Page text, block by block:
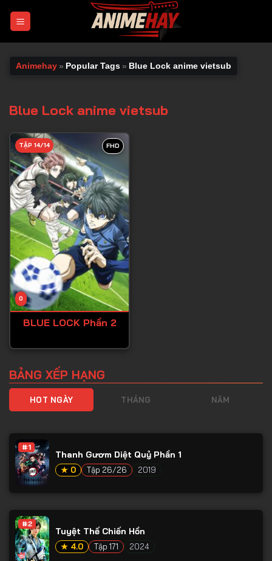
Animehay » Popular Tags » Blue Lock anime vietsub
Blue Lock anime vietsub
FHD
0
TẬP 14/14
BLUE LOCK Phần 2
BẢNG XẾP HẠNG
HOT NGÀY THÁNG NĂM
#1
Thanh Gươm Diệt Quỷ Phần 1
★ 0 Tập 26/26 2019
#2
Tuyệt Thế Chiến Hồn
★ 4.0 Tập 171 2024